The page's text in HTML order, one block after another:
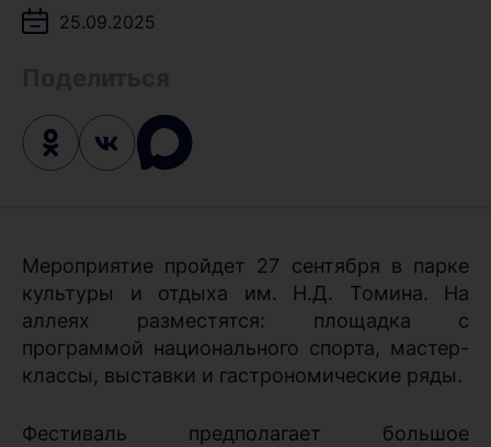
25.09.2025
Мероприятие пройдет 27 сентября в парке
культуры и отдыха им. Н.Д. Томина. На
аллеях разместятся: площадка с
программой национального спорта, мастер-
классы, выставки и гастрономические ряды.
Фестиваль предполагает большое